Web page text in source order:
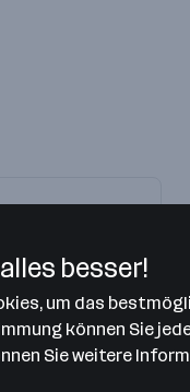
besser!
um das
können Sie
Sie weitere